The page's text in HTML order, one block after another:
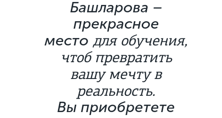
Башларова –
прекрасное
место для обучения,
чтоб превратить
вашу мечту в
реальность.
Вы приобретете